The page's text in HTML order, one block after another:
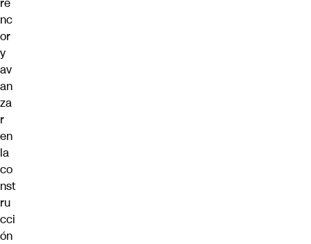
nc
or
y
av
an
za
r
en
la
co
nst
ru
cci
ón